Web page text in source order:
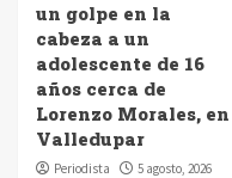
un golpe en la
cabeza a un
adolescente de 16
años cerca de
Lorenzo Morales, en
Valledupar
Periodista 5 agosto, 2026